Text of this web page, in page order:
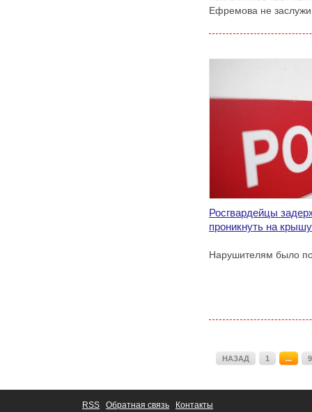
Ефремова не
Росгвардейцы
проникнуть на
Нарушителям было
НАЗАД 1 ... 9
RSS Обратная связь
Контакты